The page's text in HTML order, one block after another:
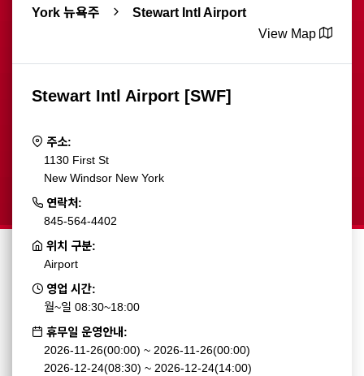
York 뉴욕주
Stewart Intl Airport
View Map
Stewart Intl Airport [SWF]
주소:
1130 First St
New Windsor New York
연락처:
845-564-4402
위치 구분:
Airport
영업 시간:
월~일 08:30~18:00
휴무일 운영안내:
2026-11-26(00:00) ~ 2026-11-26(00:00)
2026-12-24(08:30) ~ 2026-12-24(14:00)